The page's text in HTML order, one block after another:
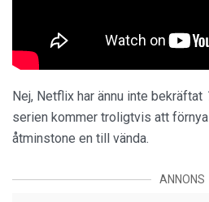
Nej, Netflix har ännu inte bekräftat
serien kommer troligtvis att
åtminstone en till vända.
ANNONS